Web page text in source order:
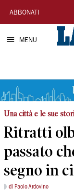
La
Nuova
Sardegna
ABBONATI
MENU
Una città e le sue
Ritratti
passato
segno in
di Paolo Ardovino